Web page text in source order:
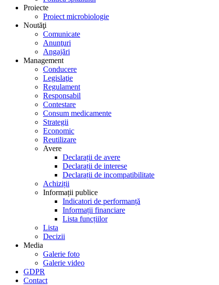
Proiecte
Proiect microbiologie
Noutăţi
Comunicate
Anunţuri
Angajări
Management
Conducere
Legislaţie
Regulament
Responsabil
Contestare
Consum medicamente
Strategii
Economic
Reutilizare
Avere
Declarații de avere
Declarații de interese
Declarații de incompatibilitate
Achiziții
Informații publice
Indicatori de performanță
Informații financiare
Lista funcțiilor
Lista
Decizii
Media
Galerie foto
Galerie video
GDPR
Contact